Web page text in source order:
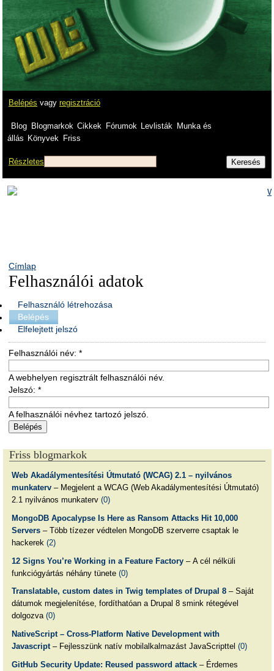
Belépés vagy regisztráció
Blog Blogmarkok Cikkek Fórumok Levlisták
Munka és
állás Könyvek Friss
Részletes
Címlap
Felhasználói adatok
Felhasználó létrehozása
Belépés
Elfelejtett jelszó
Felhasználói név: *
A webhelyen regisztrált felhasználói név.
Jelszó: *
A felhasználói névhez tartozó jelszó.
Friss blogmarkok
Web Akadálymentesítési Útmutató (WCAG) 2.1 – nyilvános
munkaterv– Megjelent a WCAG (Web Akadálymentesítési Útmutató)
2.1 nyilvános munkaterv (0)
MongoDB Apocalypse Is Here as Ransom Attacks Hit 10,000
Servers– Több tízezer védtelen MongoDB szerverre csaptak le
hackerek (2)
12 Signs You’re Working in a Feature Factory– A cél nélküli
funkciógyártás néhány tünete (0)
Translatable, custom dates in Twig templates of Drupal 8– Saját
dátumok megjelenítése, fordíthatóan a Drupal 8 smink rétegével
dolgozva (0)
NativeScript – Cross-Platform Native Development with
Javascript– Fejlesszünk natív mobilalkalmazást JavaScripttel (0)
GitHub Security Update: Reused password attack– Érdemes